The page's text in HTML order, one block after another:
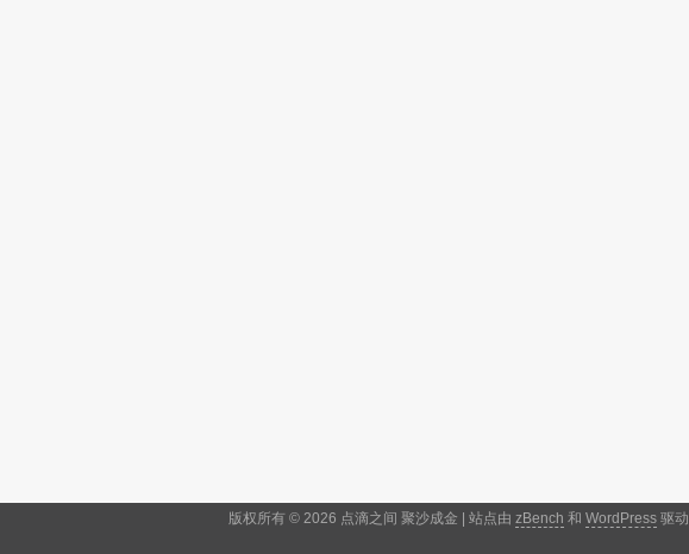
版权所有 © 2026 点滴之间 聚沙成金 | 站点由 zBench 和 WordPress 驱动